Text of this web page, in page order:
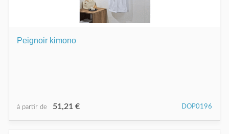
Peignoir kimono
à partir de 51,21 € DOP0196